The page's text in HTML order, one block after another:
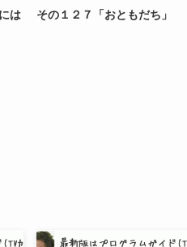
は
その１２７「おともだち」